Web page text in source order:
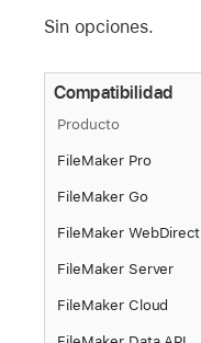
Sin opciones.
Compatibilidad
Producto
FileMaker Pro
FileMaker Go
FileMaker WebDirect
FileMaker Server
FileMaker Cloud